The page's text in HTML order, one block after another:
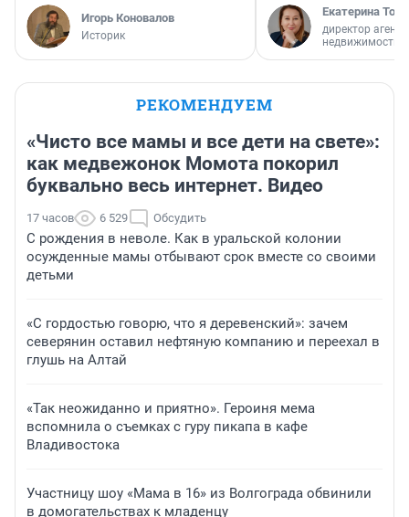
Игорь Коновалов
Историк
Екатерина
директор
недвижимости
РЕКОМЕНДУЕМ
«Чисто все мамы и все дети на свете»:
как медвежонок Момота покорил
буквально весь интернет. Видео
17 часов 6 529 Обсудить
С рождения в неволе. Как в уральской колонии
осужденные мамы отбывают срок вместе со своими
детьми
«С гордостью говорю, что я деревенский»: зачем
северянин оставил нефтяную компанию и переехал в
глушь на Алтай
«Так неожиданно и приятно». Героиня мема
вспомнила о съемках с гуру пикапа в кафе
Владивостока
Участницу шоу «Мама в 16» из Волгограда обвинили
в домогательствах к младенцу